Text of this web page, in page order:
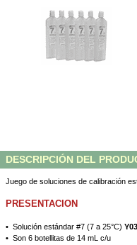
DESCRIPCIÓN DEL
Juego de soluciones de calibración
PRESENTACION
• Solución estándar #7 (7 a 25°C)
• Son 6 botellitas de 14 mL c/u